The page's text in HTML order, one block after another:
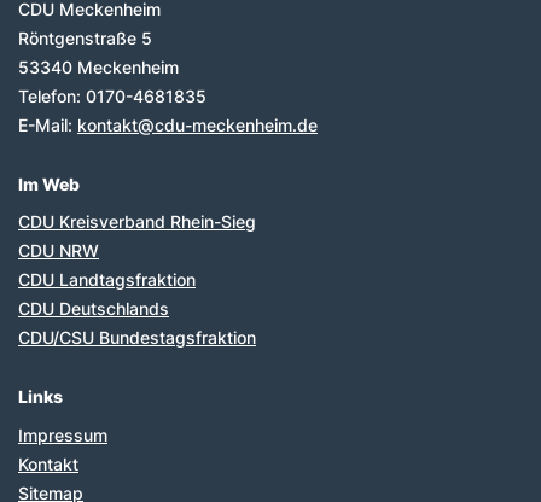
CDU Meckenheim
Röntgenstraße 5
53340 Meckenheim
Telefon: 0170-4681835
E-Mail: kontakt@cdu-meckenheim.de
Im Web
CDU Kreisverband Rhein-Sieg
CDU NRW
CDU Landtagsfraktion
CDU Deutschlands
CDU/CSU Bundestagsfraktion
Links
Impressum
Kontakt
Sitemap